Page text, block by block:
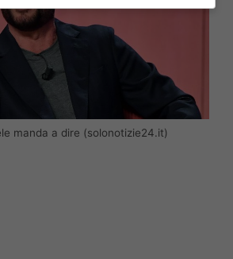
manda a dire (solonotizie24.it)